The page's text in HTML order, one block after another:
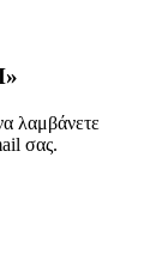
λαμβάνετε
σας.